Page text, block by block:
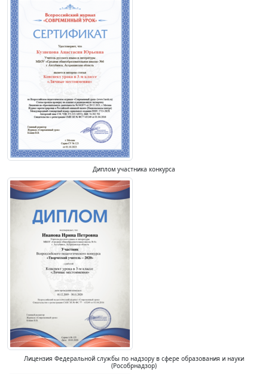
Диплом участника конкурса
Лицензия Федеральной службы по надзору в сфере образования и науки
(Рособрнадзор)